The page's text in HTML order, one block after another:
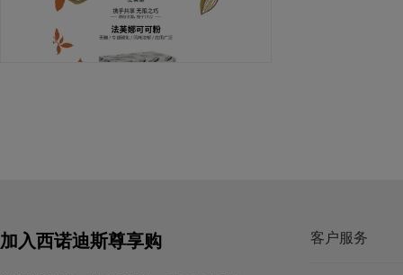
规格: 12盒×970克 / 箱
加入西诺迪斯尊享购 客户服务